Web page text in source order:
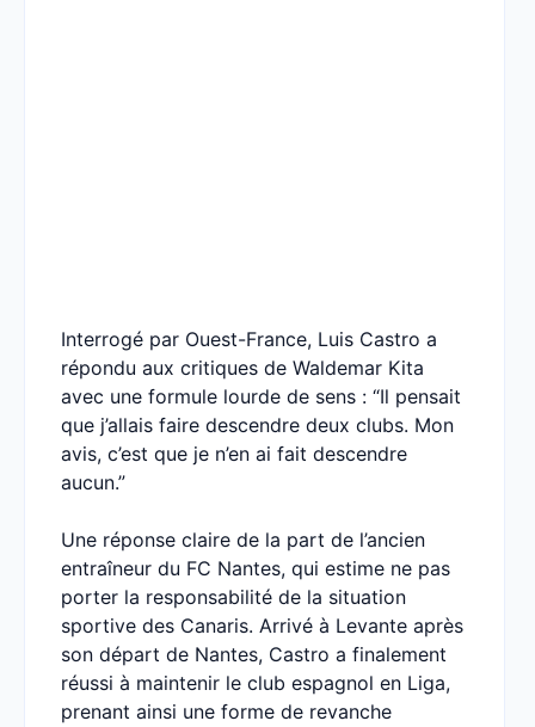
Interrogé par Ouest-France, Luis Castro a
répondu aux critiques de Waldemar Kita
avec une formule lourde de sens : “Il pensait
que j’allais faire descendre deux clubs. Mon
avis, c’est que je n’en ai fait descendre
aucun.”
Une réponse claire de la part de l’ancien
entraîneur du FC Nantes, qui estime ne pas
porter la responsabilité de la situation
sportive des Canaris. Arrivé à Levante après
son départ de Nantes, Castro a finalement
réussi à maintenir le club espagnol en Liga,
prenant ainsi une forme de revanche